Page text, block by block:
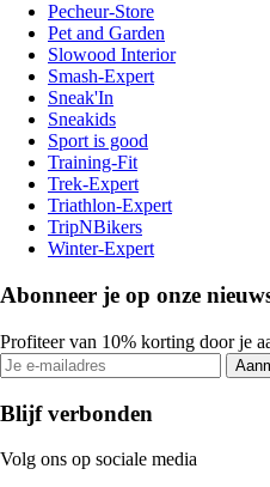
Pecheur-Store
Pet and Garden
Slowood Interior
Smash-Expert
Sneak'In
Sneakids
Sport is good
Training-Fit
Trek-Expert
Triathlon-Expert
TripNBikers
Winter-Expert
Abonneer je op onze
Profiteer van 10% korting door je
Blijf verbonden
Volg ons op sociale media